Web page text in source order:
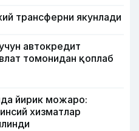
трансферни якунлади
автокредит
томонидан қоплаб
йирик можаро:
хизматлар